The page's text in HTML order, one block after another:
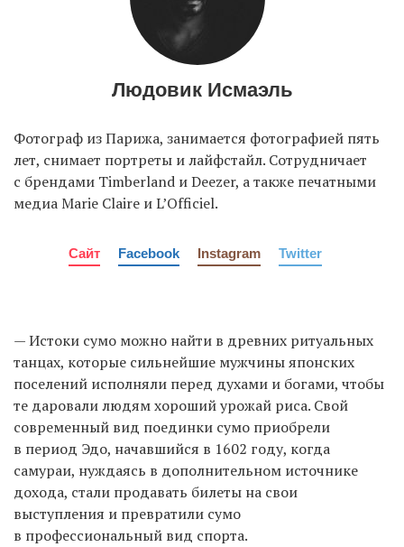
Людовик Исмаэль
Фотограф из Парижа, занимается фотографией пять
лет, снимает портреты и лайфстайл. Сотрудничает
с брендами Timberland и Deezer, а также печатными
медиа Marie Claire и L’Officiel.
Сайт Facebook Instagram Twitter
— Истоки сумо можно найти в древних ритуальных
танцах, которые сильнейшие мужчины японских
поселений исполняли перед духами и богами, чтобы
те даровали людям хороший урожай риса. Свой
современный вид поединки сумо приобрели
в период Эдо, начавшийся в 1602 году, когда
самураи, нуждаясь в дополнительном источнике
дохода, стали продавать билеты на свои
выступления и превратили сумо
в профессиональный вид спорта.